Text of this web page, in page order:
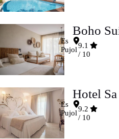
Boho
Es
Pujol
s
9.1
/ 10
Hotel
Es
Pujol
s
9.2
/ 10